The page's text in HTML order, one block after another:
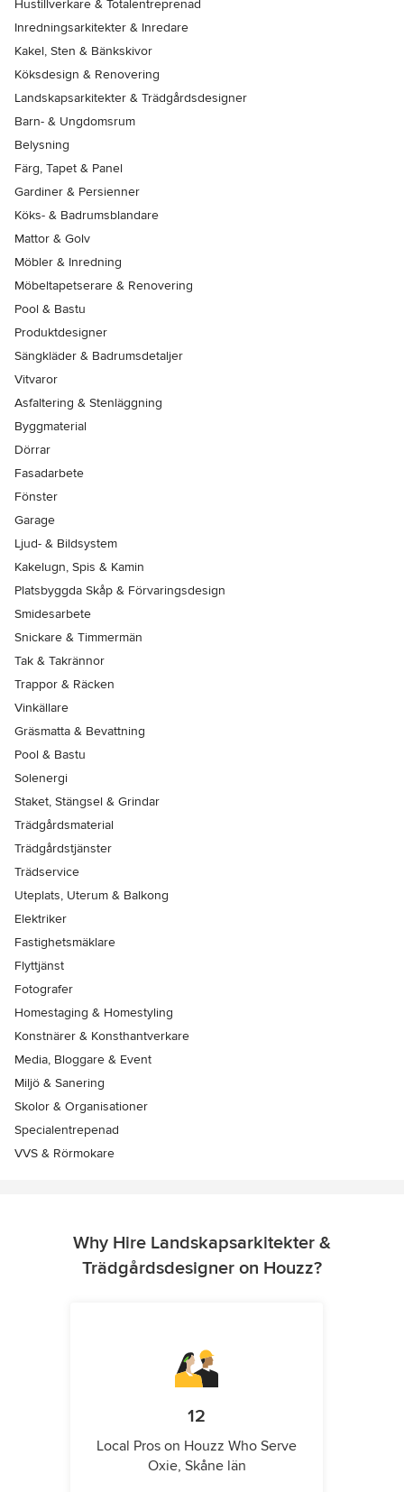
Hustillverkare & Totalentreprenad
Inredningsarkitekter & Inredare
Kakel, Sten & Bänkskivor
Köksdesign & Renovering
Landskapsarkitekter & Trädgårdsdesigner
Barn- & Ungdomsrum
Belysning
Färg, Tapet & Panel
Gardiner & Persienner
Köks- & Badrumsblandare
Mattor & Golv
Möbler & Inredning
Möbeltapetserare & Renovering
Pool & Bastu
Produktdesigner
Sängkläder & Badrumsdetaljer
Vitvaror
Asfaltering & Stenläggning
Byggmaterial
Dörrar
Fasadarbete
Fönster
Garage
Ljud- & Bildsystem
Kakelugn, Spis & Kamin
Platsbyggda Skåp & Förvaringsdesign
Smidesarbete
Snickare & Timmermän
Tak & Takrännor
Trappor & Räcken
Vinkällare
Gräsmatta & Bevattning
Pool & Bastu
Solenergi
Staket, Stängsel & Grindar
Trädgårdsmaterial
Trädgårdstjänster
Trädservice
Uteplats, Uterum & Balkong
Elektriker
Fastighetsmäklare
Flyttjänst
Fotografer
Homestaging & Homestyling
Konstnärer & Konsthantverkare
Media, Bloggare & Event
Miljö & Sanering
Skolor & Organisationer
Specialentrepenad
VVS & Rörmokare
Why Hire Landskapsarkitekter &
Trädgårdsdesigner on Houzz?
12
Local Pros on Houzz Who Serve
Oxie, Skåne län